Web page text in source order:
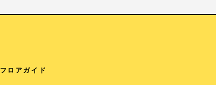
フロアガイド